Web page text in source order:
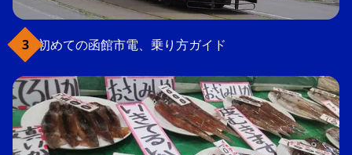
初めての函館市電、乗り方ガイド